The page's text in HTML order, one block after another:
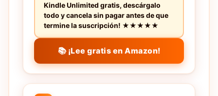
Kindle Unlimited gratis, descárgalo
todo y cancela sin pagar antes de que
termine la suscripción! ★★★★★
📚 ¡Lee gratis en Amazon!